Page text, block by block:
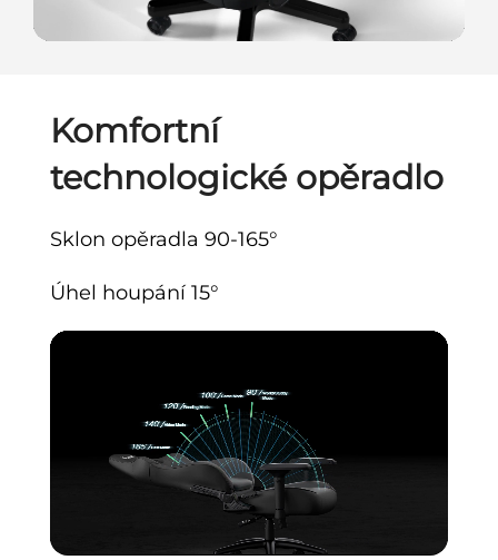
Komfortní
technologické opěradlo
Sklon opěradla 90-165°
Úhel houpání 15°